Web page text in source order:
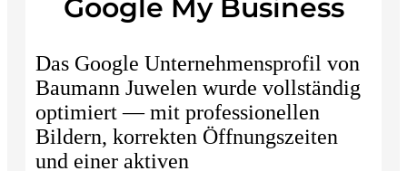
Google My Business
Das Google Unternehmensprofil von
Baumann Juwelen wurde vollständig
optimiert — mit professionellen
Bildern, korrekten Öffnungszeiten
und einer aktiven